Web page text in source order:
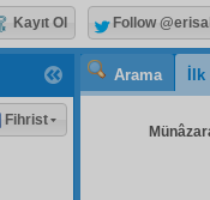
Arama
Fihrist
Kayıt Ol Follow